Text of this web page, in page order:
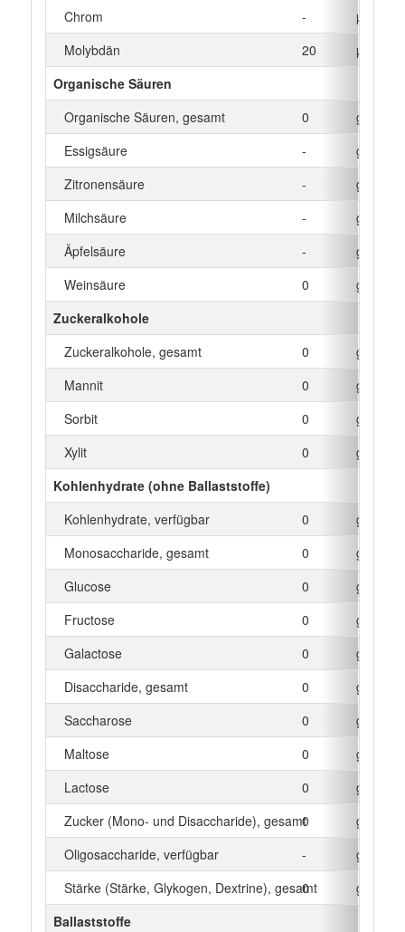
Chrom -
µg
Molybdän
20
µg
Organische Säuren
Organische Säuren, gesamt
0
g
Essigsäure
-
g
Zitronensäure
-
g
Milchsäure
-
g
Äpfelsäure
-
g
Weinsäure
0
g
Zuckeralkohole
Zuckeralkohole, gesamt
0
g
Mannit
0
g
Sorbit
0
g
Xylit
0
g
Kohlenhydrate (ohne Ballaststoffe)
Kohlenhydrate, verfügbar
0
g
Monosaccharide, gesamt
0
g
Glucose
0
g
Fructose
0
g
Galactose
0
g
Disaccharide, gesamt
0
g
Saccharose
0
g
Maltose
0
g
Lactose
0
g
Zucker (Mono- und Disaccharide), gesamt0
g
Oligosaccharide, verfügbar
-
g
Stärke (Stärke, Glykogen, Dextrine), gesamt
0
g
Ballaststoffe